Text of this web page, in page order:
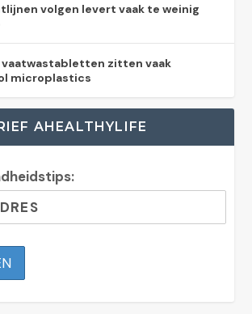
volgen levert vaak te weinig
vaatwastabletten zitten vaak
microplastics
AHEALTHYLIFE